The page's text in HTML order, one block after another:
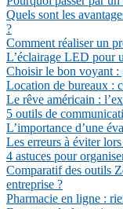
Quels sont les
?
Comment réaliser un
L’éclairage LED pour
Choisir le bon voyant :
Location de bureaux :
Le rêve américain :
5 outils de
L’importance d’une
Les erreurs à éviter
4 astuces pour
Comparatif des outils
entreprise ?
Pharmacie en ligne :